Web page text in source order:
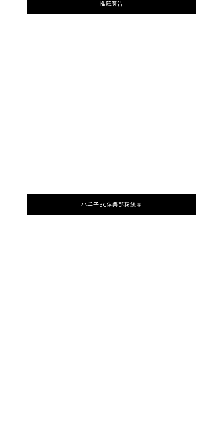
推薦廣告
小丰子3C俱樂部粉絲團